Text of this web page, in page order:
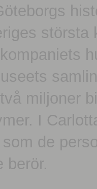
största
miljoner
I
de
berör.